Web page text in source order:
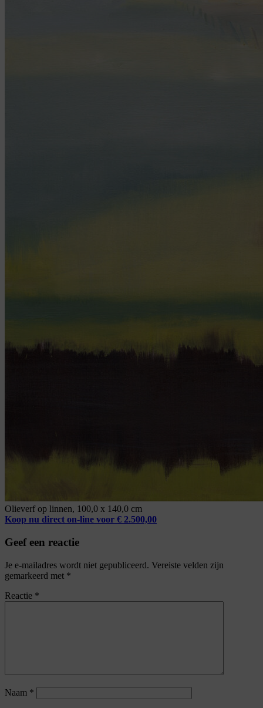
Olieverf op linnen, 100,0 x 140,0 cm
Koop nu direct on-line voor € 2.500,00
Geef een reactie
Je e-mailadres wordt niet gepubliceerd. Vereiste velden zijn
gemarkeerd met *
Reactie *
Naam *